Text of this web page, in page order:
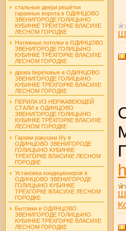
стальные двери решётки
гаражные ворота в ОДИНЦОВО
ЗВЕНИГОРОДЕ ГОЛИЦЫНО
КУБИНКЕ ТРЁХГОРКЕ ВЛАСИХЕ
ЛЕСНОМ ГОРОДКЕ
Натяжные потолки в ОДИНЦОВО
ЗВЕНИГОРОДЕ ГОЛИЦЫНО
КУБИНКЕ ТРЁХГОРКЕ ВЛАСИХЕ
ЛЕСНОМ ГОРОДКЕ
дрова берёзовые в ОДИНЦОВО
ЗВЕНИГОРОДЕ ГОЛИЦЫНО
КУБИНКЕ ТРЁХГОРКЕ ВЛАСИХЕ
ЛЕСНОМ ГОРОДКЕ
ПЕРИЛА ИЗ НЕРЖАВЕЮЩЕЙ
СТАЛИ в ОДИНЦОВО
ЗВЕНИГОРОДЕ ГОЛИЦЫНО
КУБИНКЕ ТРЁХГОРКЕ ВЛАСИХЕ
ЛЕСНОМ ГОРОДКЕ
Гаражи ракушки б/у в
ОДИНЦОВО ЗВЕНИГОРОДЕ
ГОЛИЦЫНО КУБИНКЕ
ТРЁХГОРКЕ ВЛАСИХЕ ЛЕСНОМ
ГОРОДКЕ
Установка кондиционеров в
ОДИНЦОВО ЗВЕНИГОРОДЕ
ГОЛИЦЫНО КУБИНКЕ
ТРЁХГОРКЕ ВЛАСИХЕ ЛЕСНОМ
ГОРОДКЕ
Бытовки в ОДИНЦОВО
ЗВЕНИГОРОДЕ ГОЛИЦЫНО
КУБИНКЕ ТРЁХГОРКЕ ВЛАСИХЕ
ЛЕСНОМ ГОРОДКЕ